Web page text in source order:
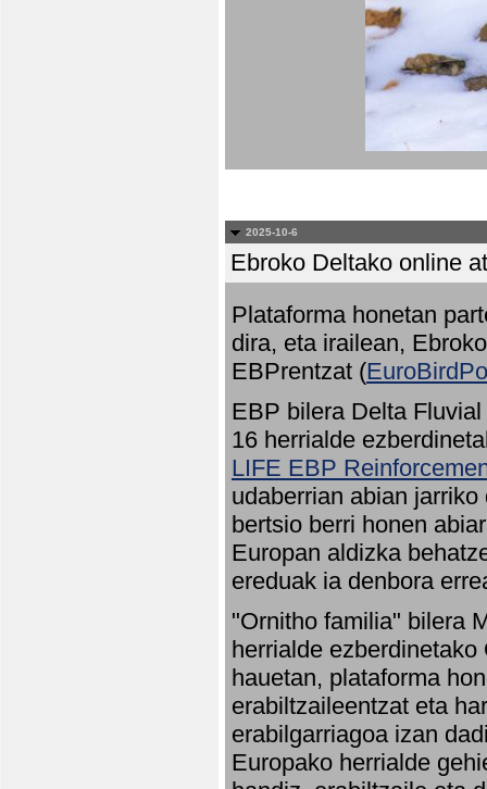
2025-10-6
Ebroko Deltako online
Plataforma honetan
dira, eta irailean,
EBPrentzat (
EBP bilera Delta
16 herrialde
LIFE EBP
udaberrian abian
bertsio berri honen
Europan aldizka
ereduak ia denbora
"Ornitho familia" bilera
herrialde
hauetan, plataforma
erabiltzaileentzat eta
erabilgarriagoa izan
Europako herrialde